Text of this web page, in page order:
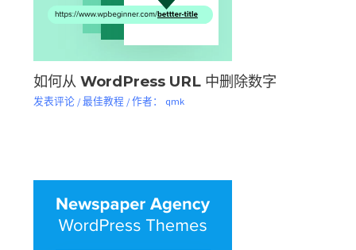
如何从 WordPress URL 中删除数字
发表评论 /最佳教程 / 作者： qmk